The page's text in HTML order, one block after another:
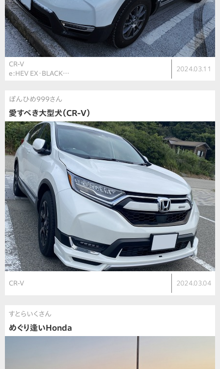
CR-V
e:HEV EX・BLACK…
2024.03.11
ぽんひめ999さん
愛すべき大型犬（CR-V）
CR-V 2024.03.04
すとらいくさん
めぐり逢いHonda